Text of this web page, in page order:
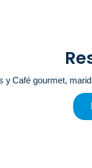
y Café gourmet,